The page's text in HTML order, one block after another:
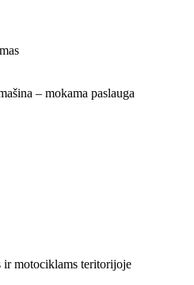
– mokama paslauga
ir motociklams teritorijoje